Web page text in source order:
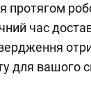
час
для вашого